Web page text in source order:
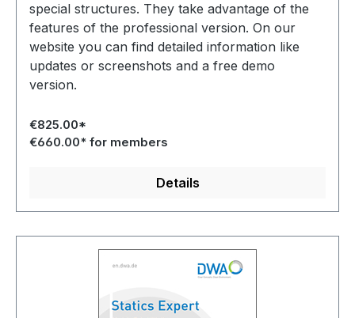
special structures. They take advantage of the
features of the professional version. On our
website you can find detailed information like
updates or screenshots and a free demo
version.
€825.00*
€660.00* for members
Details